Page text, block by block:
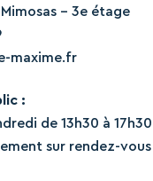
– 3e étage
maxime.fr
:
de 13h30 à 17h30
sur rendez-vous